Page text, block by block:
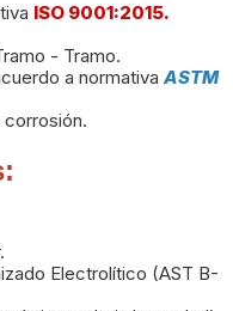
ISO 9001:2015.
- Tramo.
a normativaASTM
corrosión.
Electrolítico (AST B-